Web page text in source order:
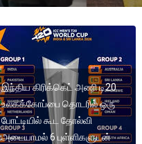
இந்திய கிரிக்கெட் அணி டி20
உலகக்கோப்பை தொடரில் ஒரு
போட்டியில் கூட தோல்வி
அடையாமல் 6 புள்ளிகளுடன்